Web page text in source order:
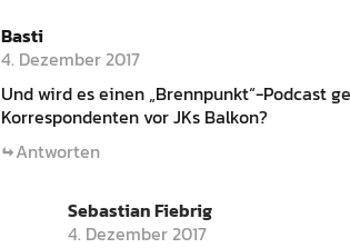
Basti
4. Dezember 2017
Und wird es einen „Brennpunkt“-Podcast
Korrespondenten vor JKs Balkon?
Antworten
Sebastian Fiebrig
4. Dezember 2017